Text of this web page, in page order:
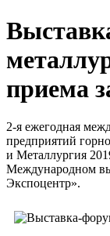
приема
2-я ежегодная
предприятий
и Металлургия
Международном
Экспоцентр».